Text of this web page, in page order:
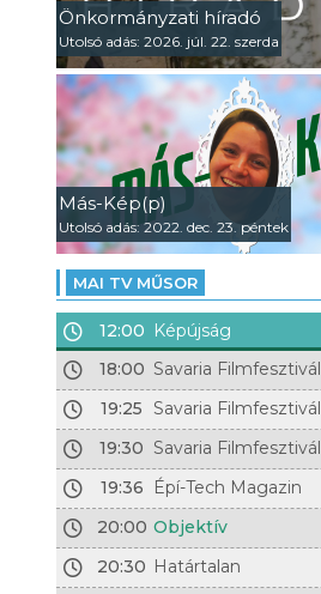
Önkormányzati híradó
Utolsó adás: 2026. júl. 22. szerda
Más-Kép(p)
Utolsó adás: 2022. dec. 23. péntek
MAI TV MŰSOR
12:00 Képújság
18:00 Savaria Filmfesztivál
19:25 Savaria Filmfesztivál
19:30 Savaria Filmfesztivál
19:36
Épí-Tech Magazin
20:00 Objektív
20:30 Határtalan